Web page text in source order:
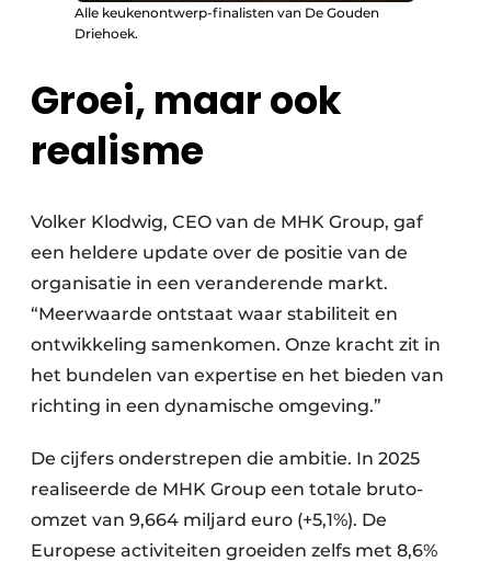
Alle keukenontwerp-finalisten van De Gouden
Driehoek.
Groei, maar ook
realisme
Volker Klodwig, CEO van de MHK Group, gaf
een heldere update over de positie van de
organisatie in een veranderende markt.
“Meerwaarde ontstaat waar stabiliteit en
ontwikkeling samenkomen. Onze kracht zit in
het bundelen van expertise en het bieden van
richting in een dynamische omgeving.”
De cijfers onderstrepen die ambitie. In 2025
realiseerde de MHK Group een totale bruto-
omzet van 9,664 miljard euro (+5,1%). De
Europese activiteiten groeiden zelfs met 8,6%